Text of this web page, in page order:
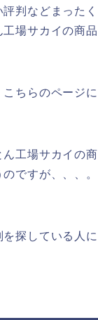
判などまったく
場サカイの商品
ちらのページに
工場サカイの商
ですが、、、。
探している人に